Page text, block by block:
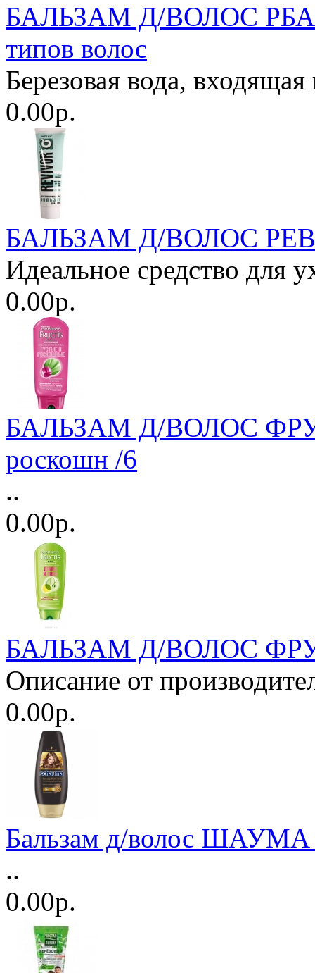
БАЛЬЗАМ Д/ВОЛОС РБА
типов волос
Березовая вода, входящая
0.00р.
БАЛЬЗАМ Д/ВОЛОС
Идеальное средство для
0.00р.
БАЛЬЗАМ Д/ВОЛОС
роскошн /6
..
0.00р.
БАЛЬЗАМ Д/ВОЛОС
Описание от
0.00р.
Бальзам д/волос ШАУМА
..
0.00р.